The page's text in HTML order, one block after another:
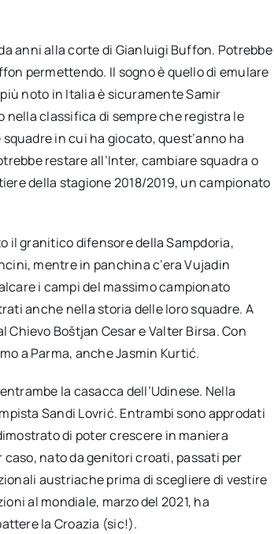
anni alla corte di Gianluigi Buffon. Potrebbe
permettendo. Il sogno è quello di emulare
noto in Italia è sicuramente Samir
nella classifica di sempre che registra le
in cui ha giocato, quest’anno ha
restare all’Inter, cambiare squadra o
della stagione 2018/2019, un campionato
il granitico difensore della Sampdoria,
mentre in panchina c’era Vujadin
i campi del massimo campionato
anche nella storia delle loro squadre. A
Boštjan Cesar e Valter Birsa. Con
a Parma, anche Jasmin Kurtić.
la casacca dell’Udinese. Nella
Sandi Lovrić. Entrambi sono approdati
di poter crescere in maniera
nato da genitori croati, passati per
austriache prima di scegliere di vestire
al mondiale, marzo del 2021, ha
la Croazia (sic!).